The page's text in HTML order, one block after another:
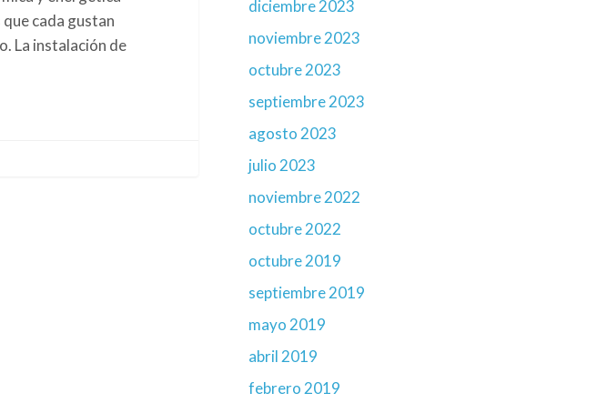
cada gustan
La instalación de
diciembre 2023
noviembre 2023
octubre 2023
septiembre 2023
agosto 2023
julio 2023
noviembre 2022
octubre 2022
octubre 2019
septiembre 2019
mayo 2019
abril 2019
febrero 2019